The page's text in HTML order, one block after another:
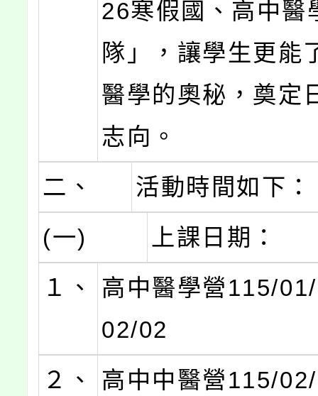
26寒假國、高中醫
隊」，讓學生更能
醫學的奧秘，奠定
志向。
二、
活動時間如下：
(一)
上課日期：
１、
高中醫學營115/
02/02
２、
高中中醫營115/